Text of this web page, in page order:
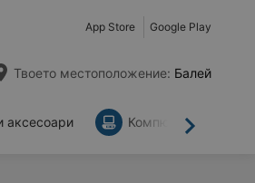
App Store Google Play
Твоето местоположение: Балей
Напред
аксесоари Компютри и